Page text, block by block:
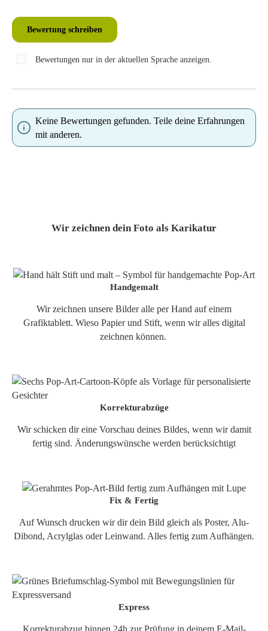
Bewertung schreiben
Bewertungen nur in der aktuellen Sprache anzeigen.
Keine Bewertungen gefunden. Teile deine Erfahrungen
mit anderen.
Wir zeichnen dein Foto als Karikatur
Handgemalt
Wir zeichnen unsere Bilder alle per Hand auf einem
Grafiktablett. Wieso Papier und Stift, wenn wir alles digital
zeichnen können.
Korrekturabzüge
Wir schicken dir eine Vorschau deines Bildes, wenn wir damit
fertig sind. Änderungswünsche werden berücksichtigt
Fix & Fertig
Auf Wunsch drucken wir dir dein Bild gleich als Poster, Alu-
Dibond, Acrylglas oder Leinwand. Alles fertig zum Aufhängen.
Express
Korrekturabzug binnen 24h zur Prüfung in deinem E-Mail-